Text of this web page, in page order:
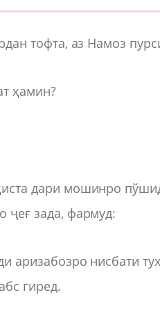
тофта, аз Намоз
ҳамин?
дари мошинро
ҷеғ зада, фармуд:
аризабозро нисбати
гиред.